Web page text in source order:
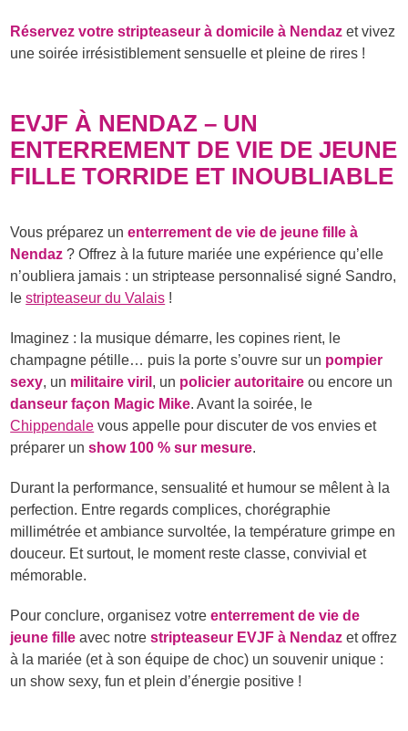
Réservez votre stripteaseur à domicile à Nendaz et vivez
une soirée irrésistiblement sensuelle et pleine de rires !
EVJF À NENDAZ – UN
ENTERREMENT DE VIE DE JEUNE
FILLE TORRIDE ET INOUBLIABLE
Vous préparez unenterrement de vie de jeune fille à
Nendaz ? Offrez à la future mariée une expérience qu’elle
n’oubliera jamais : un striptease personnalisé signé Sandro,
lestripteaseur du Valais !
Imaginez : la musique démarre, les copines rient, le
champagne pétille… puis la porte s’ouvre sur un pompier
sexy, un militaire viril , un policier autoritaire ou encore un
danseur façon Magic Mike. Avant la soirée, le
Chippendale vous appelle pour discuter de vos envies et
préparer unshow 100 % sur mesure.
Durant la performance, sensualité et humour se mêlent à la
perfection. Entre regards complices, chorégraphie
millimétrée et ambiance survoltée, la température grimpe en
douceur. Et surtout, le moment reste classe, convivial et
mémorable.
Pour conclure, organisez votreenterrement de vie de
jeune fille avec notrestripteaseur EVJF à Nendaz et offrez
à la mariée (et à son équipe de choc) un souvenir unique :
un show sexy, fun et plein d’énergie positive !